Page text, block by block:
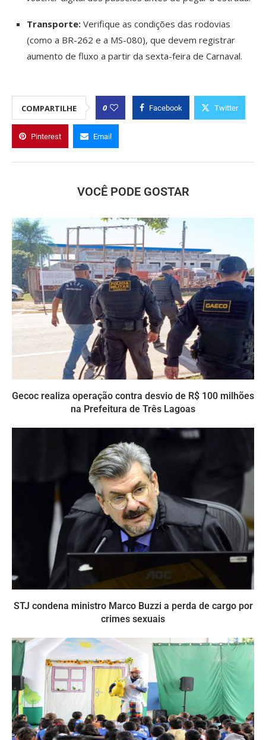
Transporte: Verifique as condições das rodovias
(como a BR-262 e a MS-080), que devem registrar
aumento de fluxo a partir da sexta-feira de Carnaval.
COMPARTILHE 0 Facebook Twitter
Pinterest Email
VOCÊ PODE GOSTAR
Gecoc realiza operação contra desvio de R$ 100 milhões
na Prefeitura de Três Lagoas
STJ condena ministro Marco Buzzi a perda de cargo por
crimes sexuais